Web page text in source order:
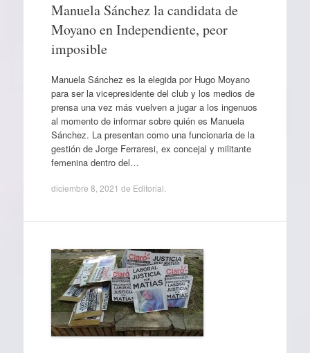
Manuela Sánchez la candidata de
Moyano en Independiente, peor
imposible
Manuela Sánchez es la elegida por Hugo Moyano
para ser la vicepresidente del club y los medios de
prensa una vez más vuelven a jugar a los ingenuos
al momento de informar sobre quién es Manuela
Sánchez. La presentan como una funcionaria de la
gestión de Jorge Ferraresi, ex concejal y militante
femenina dentro del…
diciembre 8, 2021 de Editorial